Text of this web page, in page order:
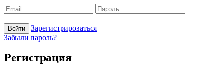
Войти
Зарегистрироваться
Забыли пароль?
Регистрация